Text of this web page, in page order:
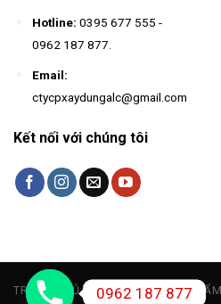
Hotline: 0395 677 555 -
0962 187 877
Email:
ctycpxaydungalc@gmail.com
Kết nối với chúng tôi
TRANG CHỦ GIỚI THIỆU SẢN PHẨM
0962 187 877